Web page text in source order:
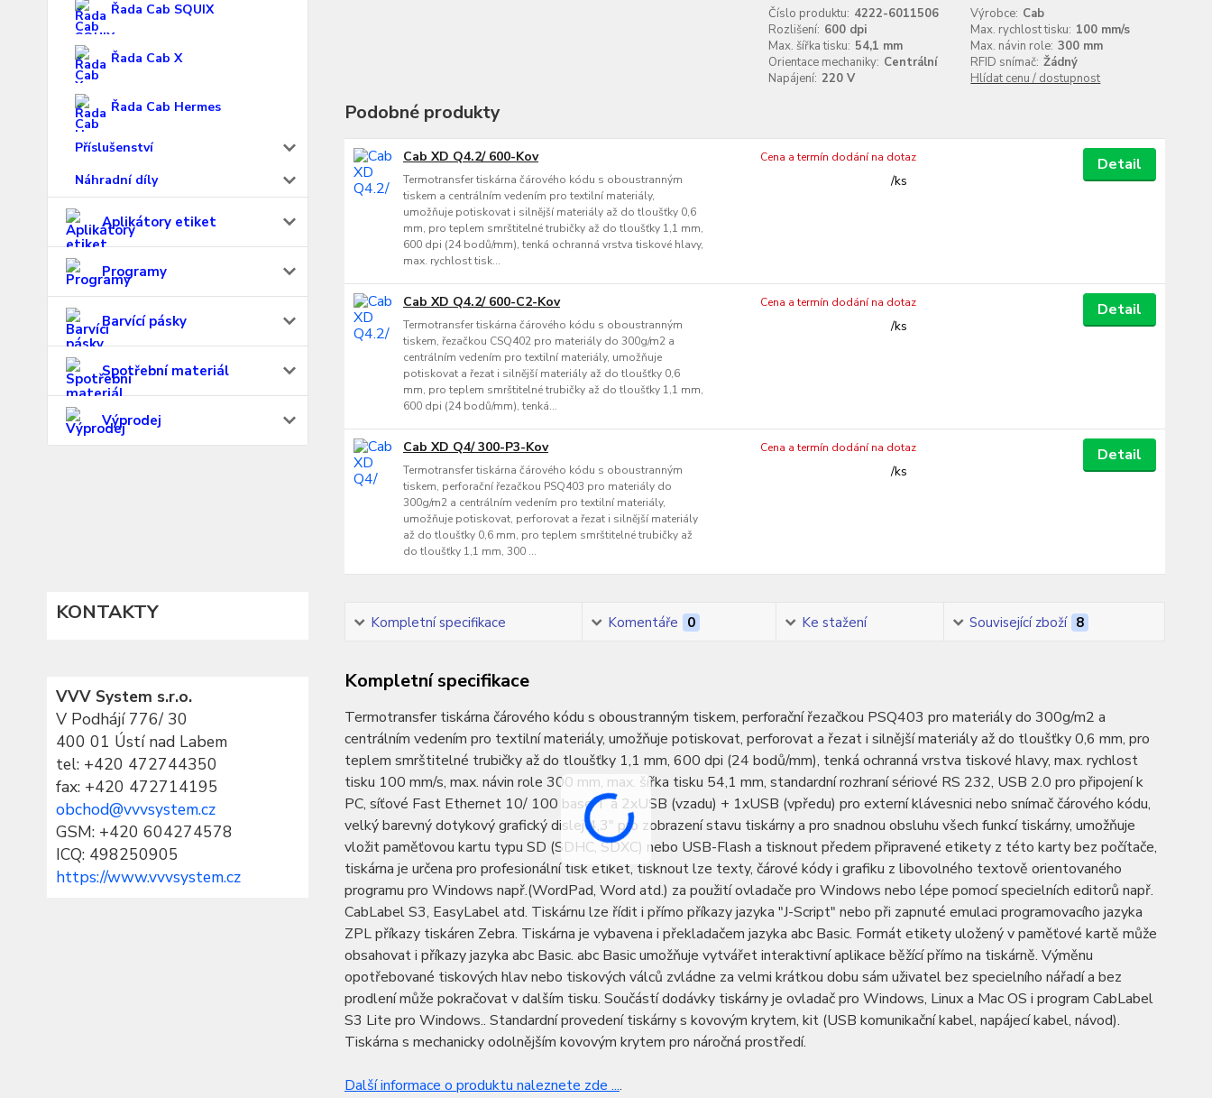
Řada Cab SQUIX
Řada Cab X
Řada Cab Hermes
Příslušenství
Náhradní díly
Aplikátory etiket
Programy
Barvící pásky
Spotřební materiál
Výprodej
KONTAKTY
VVV System s.r.o.
V Podhájí 776/ 30
400 01 Ústí nad Labem
tel: +420 472744350
fax: +420 472714195
obchod@vvvsystem.cz
GSM: +420 604274578
ICQ: 498250905
https://www.vvvsystem.cz
Číslo produktu: 4222-6011506 Výrobce: Cab
Rozlišení: 600 dpi Max. rychlost tisku: 100 mm/s
Max. šířka tisku: 54,1 mm Max. návin role: 300 mm
Orientace mechaniky: Centrální RFID snímač: Žádný
Napájení: 220 V Hlídat cenu / dostupnost
Podobné produkty
Cab XD Q4.2/ 600-Kov
Termotransfer tiskárna čárového kódu s oboustranným
tiskem a centrálním vedením pro textilní materiály,
umožňuje potiskovat i silnější materiály až do tloušťky 0,6
mm, pro teplem smrštitelné trubičky až do tloušťky 1,1 mm,
600 dpi (24 bodů/mm), tenká ochranná vrstva tiskové hlavy,
max. rychlost tisk...
/ks
Cena a termín dodání na dotaz Detail
Cab XD Q4.2/ 600-C2-Kov
Termotransfer tiskárna čárového kódu s oboustranným
tiskem, řezačkou CSQ402 pro materiály do 300g/m2 a
centrálním vedením pro textilní materiály, umožňuje
potiskovat a řezat i silnější materiály až do tloušťky 0,6
mm, pro teplem smrštitelné trubičky až do tloušťky 1,1 mm,
600 dpi (24 bodů/mm), tenká...
/ks
Cena a termín dodání na dotaz Detail
Cab XD Q4/ 300-P3-Kov
Termotransfer tiskárna čárového kódu s oboustranným
tiskem, perforační řezačkou PSQ403 pro materiály do
300g/m2 a centrálním vedením pro textilní materiály,
umožňuje potiskovat, perforovat a řezat i silnější materiály
až do tloušťky 0,6 mm, pro teplem smrštitelné trubičky až
do tloušťky 1,1 mm, 300 ...
/ks
Cena a termín dodání na dotaz Detail
Kompletní specifikace Komentáře 0 Ke stažení Související zboží 8
Kompletní specifikace
Termotransfer tiskárna čárového kódu s oboustranným tiskem, perforační řezačkou PSQ403 pro materiály do 300g/m2 a
centrálním vedením pro textilní materiály, umožňuje potiskovat, perforovat a řezat i silnější materiály až do tloušťky 0,6 mm, pro
teplem smrštitelné trubičky až do tloušťky 1,1 mm, 600 dpi (24 bodů/mm), tenká ochranná vrstva tiskové hlavy, max. rychlost
tisku 100 mm/s, max. návin role 300 mm, max. šířka tisku 54,1 mm, standardní rozhraní sériové RS 232, USB 2.0 pro připojení k
PC, síťové Fast Ethernet 10/ 100 base T a 2xUSB (vzadu) + 1xUSB (vpředu) pro externí klávesnici nebo snímač čárového kódu,
velký barevný dotykový grafický dislej 4,3" pro zobrazení stavu tiskárny a pro snadnou obsluhu všech funkcí tiskárny, umožňuje
vložit paměťovou kartu typu SD (SDHC, SDXC) nebo USB-Flash a tisknout předem připravené etikety z této karty bez počítače,
tiskárna je určena pro profesionální tisk etiket, tisknout lze texty, čárové kódy i grafiku z libovolného textově orientovaného
programu pro Windows např.(WordPad, Word atd.) za použití ovladače pro Windows nebo lépe pomocí specielních editorů např.
CabLabel S3, EasyLabel atd. Tiskárnu lze řídit i přímo příkazy jazyka "J-Script" nebo při zapnuté emulaci programovacího jazyka
ZPL příkazy tiskáren Zebra. Tiskárna je vybavena i překladačem jazyka abc Basic. Formát etikety uložený v paměťové kartě může
obsahovat i příkazy jazyka abc Basic. abc Basic umožňuje vytvářet interaktivní aplikace běžící přímo na tiskárně. Výměnu
opotřebované tiskových hlav nebo tiskových válců zvládne za velmi krátkou dobu sám uživatel bez specielního nářadí a bez
prodlení může pokračovat v dalším tisku. Součástí dodávky tiskárny je ovladač pro Windows, Linux a Mac OS i program CabLabel
S3 Lite pro Windows.. Standardní provedení tiskárny s kovovým krytem, kit (USB komunikační kabel, napájecí kabel, návod).
Tiskárna s mechanicky odolnějším kovovým krytem pro náročná prostředí.
Další informace o produktu naleznete zde ....